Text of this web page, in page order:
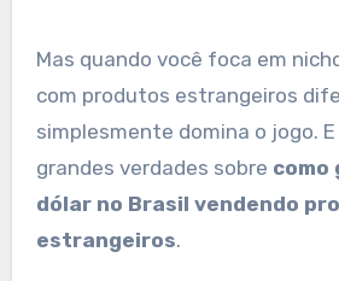
Mas quando você foca em
com produtos estrangeiros
simplesmente domina o jogo.
grandes verdades sobre como
dólar no Brasil vendendo
estrangeiros.